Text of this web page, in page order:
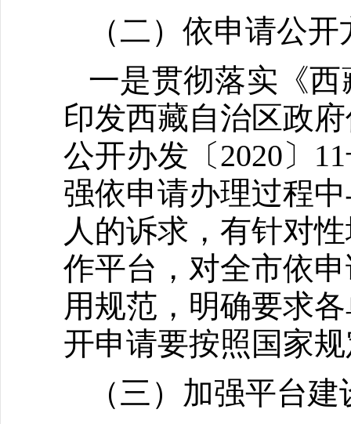
（二）依申请公开
一是贯彻落实《
印发西藏自治区政
公开办发〔2020〕
强依申请办理过程
人的诉求，有针对
作平台，对全市依
用规范，明确要求
开申请要按照国家
（三）加强平台